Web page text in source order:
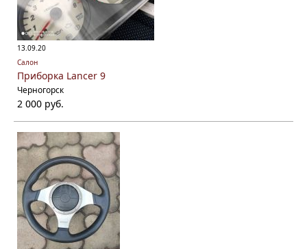
13.09.20
Салон
Приборка Lancer 9
Черногорск
2 000 руб.